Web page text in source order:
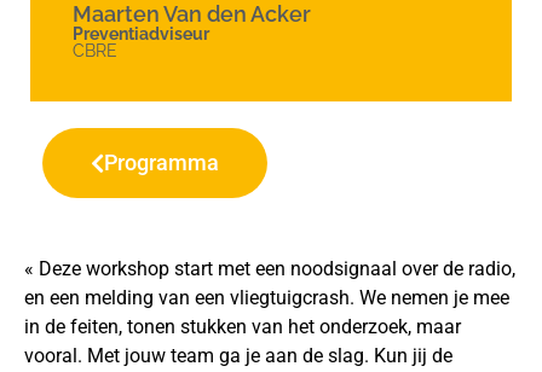
Maarten Van den Acker
Preventiadviseur
CBRE
Programma
« Deze workshop start met een noodsignaal over de radio,
en een melding van een vliegtuigcrash. We nemen je mee
in de feiten, tonen stukken van het onderzoek, maar
vooral. Met jouw team ga je aan de slag. Kun jij de